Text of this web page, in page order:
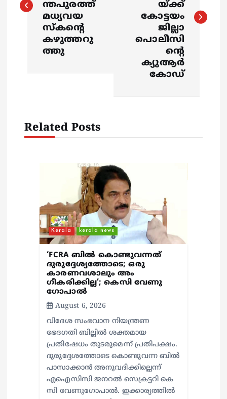
ന്തപുരത്ത്
മധ്യവയ
സ്കൻ്റെ
കഴുത്തറു
ത്തു
യ്ക്ക്
കോട്ടയം
ജില്ലാ
പൊലീസി
ന്റെ
ക്യുആര്‍
കോഡ്
Related Posts
Kerala kerala news
‘FCRA ബിൽ കൊണ്ടുവന്നത്
ദുരുദ്ദേശ്യത്തോടെ; ഒരു
കാരണവശാലും അം​
ഗീകരിക്കില്ല’; കെസി വേണു​
ഗോപാൽ
August 6, 2026
വിദേശ സംഭവാന നിയന്ത്രണ
ഭേദഗതി ബില്ലിൽ ശക്തമായ
പ്രതിഷേധം തുടരുമെന്ന് പ്രതിപക്ഷം.
ദുരുദ്ദേശത്തോടെ കൊണ്ടുവന്ന ബിൽ
പാസാക്കാൻ അനുവദിക്കില്ലെന്ന്
എഐസിസി ജനറൽ സെക്രട്ടറി കെ
സി വേണുഗോപാൽ. ഇക്കാര്യത്തിൽ